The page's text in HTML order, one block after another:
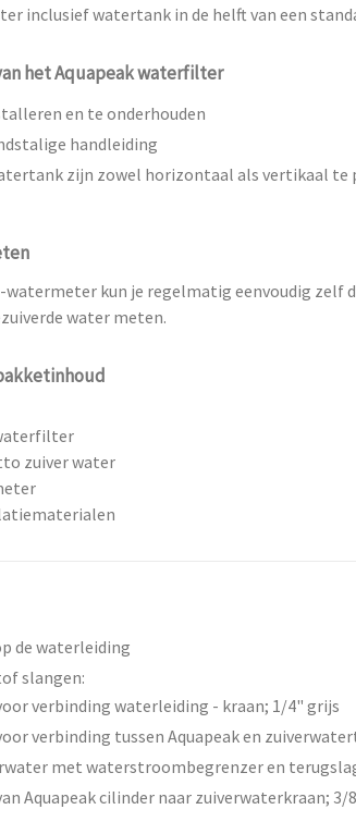
inclusief watertank in de helft van een
het Aquapeak waterfilter
en te onderhouden
handleiding
zijn zowel horizontaal als vertikaal te
watermeter kun je regelmatig eenvoudig zelf
water meten.
zuiver water
de waterleiding
slangen:
verbinding waterleiding - kraan; 1/4" grijs
verbinding tussen Aquapeak en
met waterstroombegrenzer en
Aquapeak cilinder naar zuiverwaterkraan; 3/